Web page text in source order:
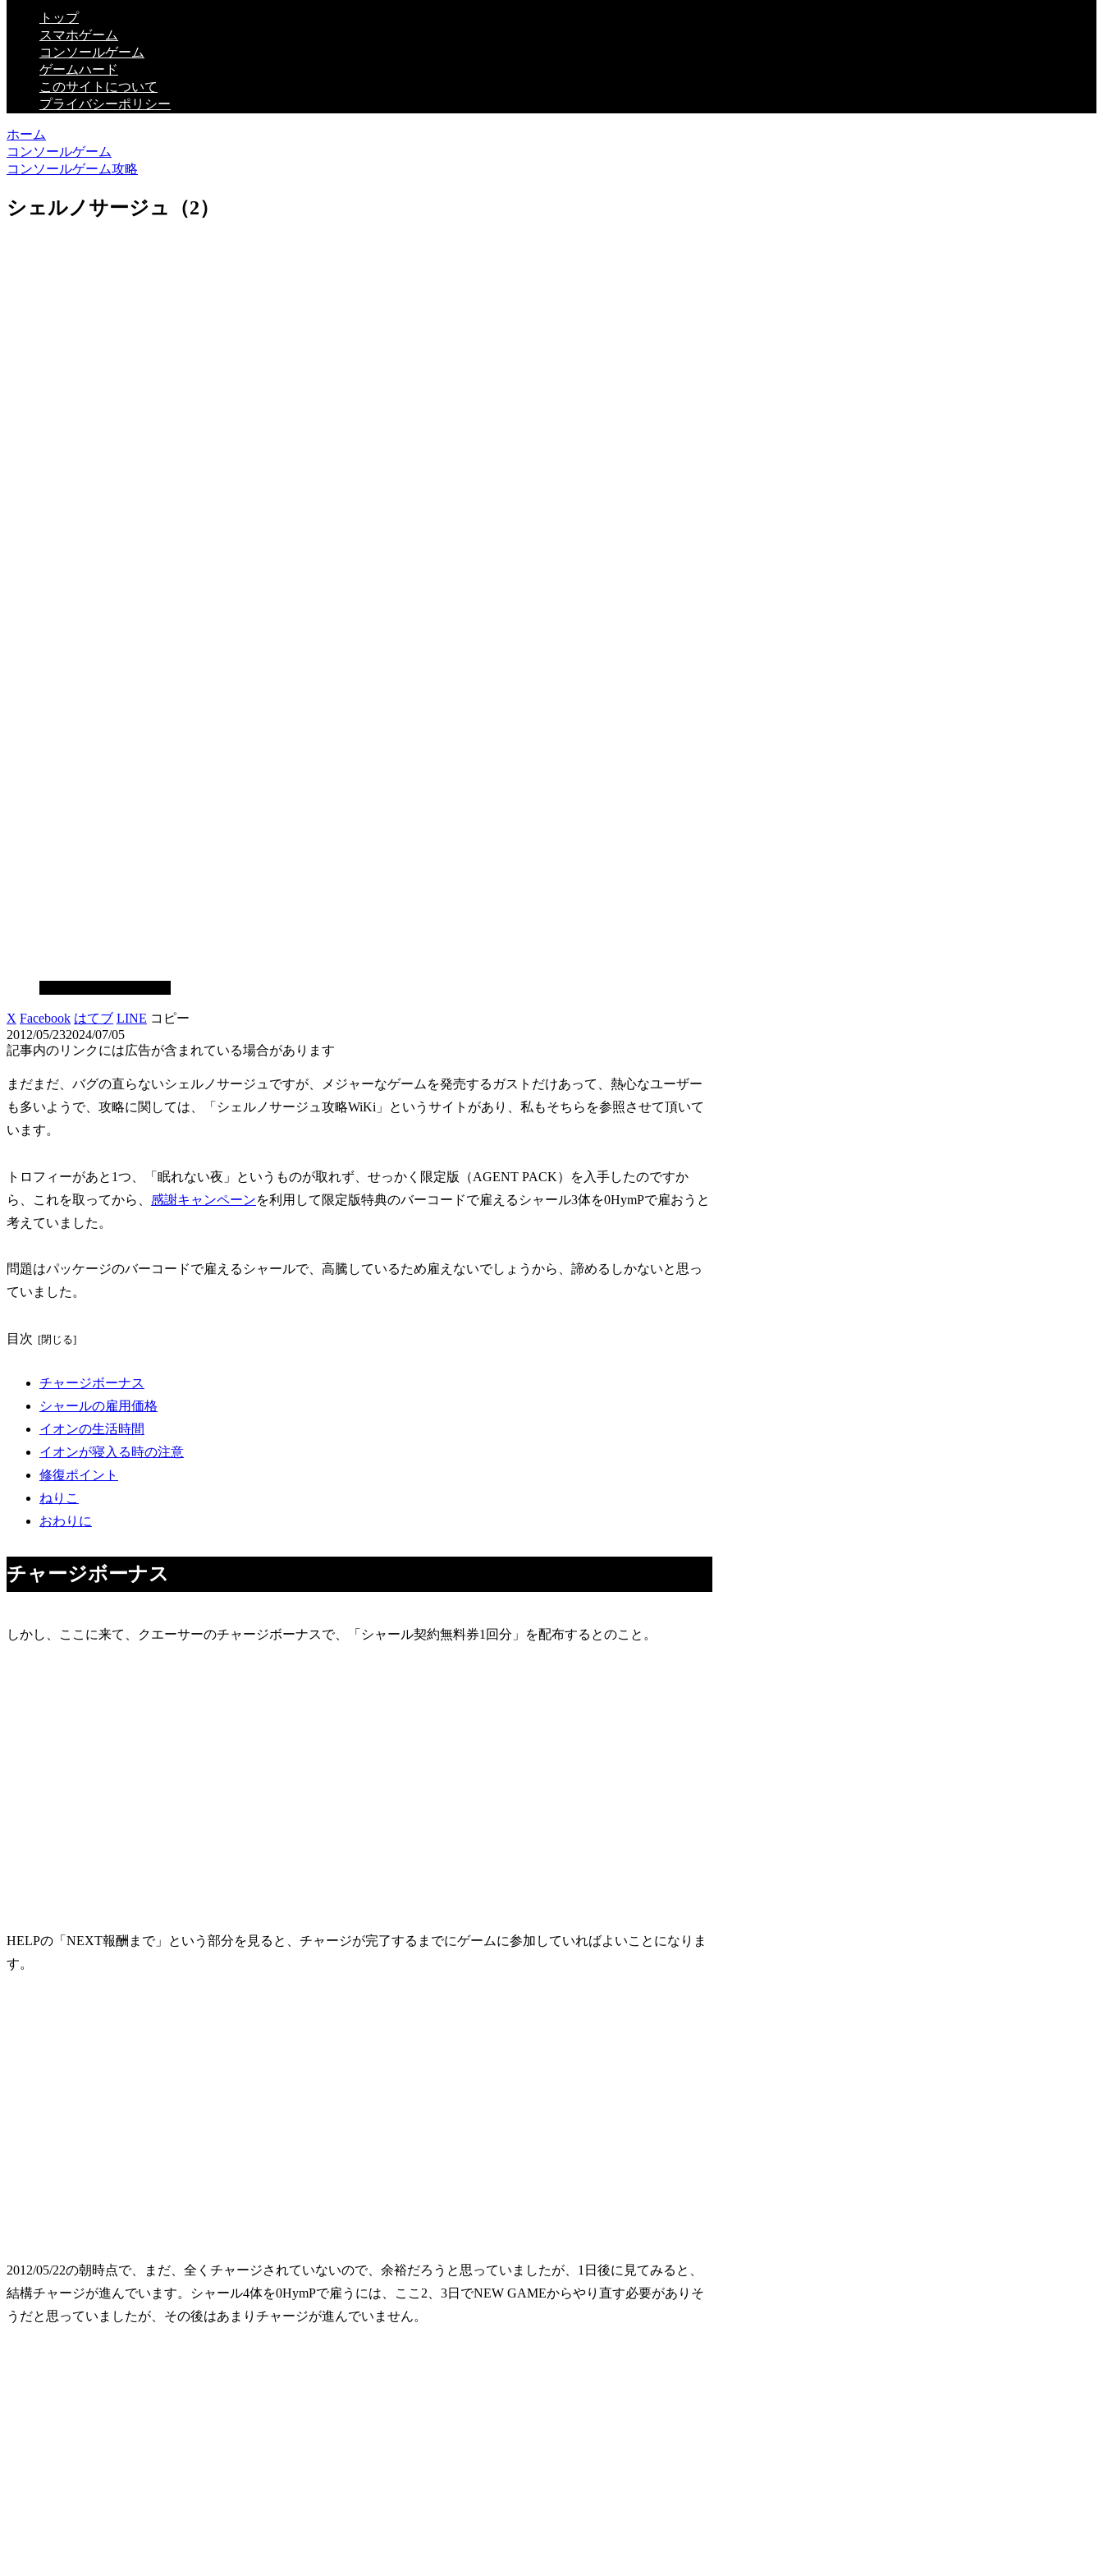
トップ
スマホゲーム
コンソールゲーム
ゲームハード
このサイトについて
プライバシーポリシー
ホーム
コンソールゲーム
コンソールゲーム攻略
シェルノサージュ（2）
X Facebook はてブ LINE コピー
2012/05/232024/07/05
記事内のリンクには広告が含まれている場合があります
まだまだ、バグの直らないシェルノサージュですが、メジャーなゲームを発売するガストだけあって、熱心なユーザー
も多いようで、攻略に関しては、「シェルノサージュ攻略WiKi」というサイトがあり、私もそちらを参照させて頂いて
います。
トロフィーがあと1つ、「眠れない夜」というものが取れず、せっかく限定版（AGENT PACK）を入手したのですか
ら、これを取ってから、 感謝キャンペーンを利用して限定版特典のバーコードで雇えるシャール3体を0HymPで雇おうと
考えていました。
問題はパッケージのバーコードで雇えるシャールで、高騰しているため雇えないでしょうから、諦めるしかないと思っ
ていました。
目次
チャージボーナス
シャールの雇用価格
イオンの生活時間
イオンが寝入る時の注意
修復ポイント
ねりこ
おわりに
チャージボーナス
しかし、ここに来て、クエーサーのチャージボーナスで、「シャール契約無料券1回分」を配布するとのこと。
HELPの「NEXT報酬まで」という部分を見ると、チャージが完了するまでにゲームに参加していればよいことになりま
す。
2012/05/22の朝時点で、まだ、全くチャージされていないので、余裕だろうと思っていましたが、1日後に見てみると、
結構チャージが進んでいます。シャール4体を0HymPで雇うには、ここ2、3日でNEW GAMEからやり直す必要がありそ
うだと思っていましたが、その後はあまりチャージが進んでいません。